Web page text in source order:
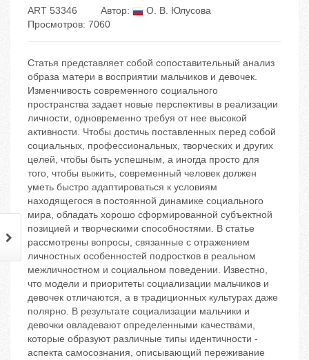
ART 53346 Автор:
О. В. Юлусова
Просмотров: 7060
Статья представляет собой сопоставительный анализ
образа матери в восприятии мальчиков и девочек.
Изменчивость современного социального
пространства задает новые перспективы в реализации
личности, одновременно требуя от нее высокой
активности. Чтобы достичь поставленных перед собой
социальных, профессиональных, творческих и других
целей, чтобы быть успешным, а иногда просто для
того, чтобы выжить, современный человек должен
уметь быстро адаптироваться к условиям
находящегося в постоянной динамике социального
мира, обладать хорошо сформированной субъектной
позицией и творческими способностями. В статье
рассмотрены вопросы, связанные с отражением
личностных особенностей подростков в реальном
межличностном и социальном поведении. Известно,
что модели и приоритеты социализации мальчиков и
девочек отличаются, а в традиционных культурах даже
полярно. В результате социализации мальчики и
девочки овладевают определенными качествами,
которые образуют различные типы идентичности -
аспекта самосознания, описывающий переживание